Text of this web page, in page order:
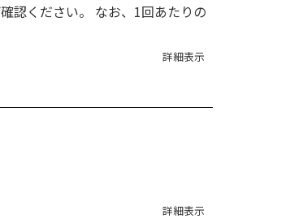
認ください。 なお、1回あたりの
詳細表示
詳細表示